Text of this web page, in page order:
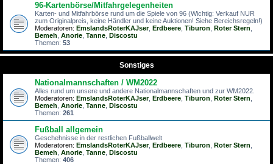
96-Kartenbörse/Mitfahrgelegenheiten
Karten- und Mitfahrbörse rund um die Spiele von 96 (Wichtig: Verkauf NUR
zum Originalpreis, keine Händler und keine Auktionen! Siehe Bereichsregeln!)
Moderatoren: EmslandsRoterKAJser, Erdbeere Tiburon Roter Stern
Bemeh Anorie Tanne Discostu
Themen: 53
Sonstiges
Nationalmannschaften / WM2022
Alles rund um unsere und andere Nationalmannschaften und zur WM2022.
Moderatoren: EmslandsRoterKAJser, Erdbeere Tiburon Roter Stern
Bemeh Anorie Tanne Discostu
Themen: 261
Fußball allgemein
Geschehnisse in der restlichen Fußballwelt
Moderatoren: EmslandsRoterKAJser, Erdbeere Tiburon Roter Stern
Bemeh Anorie Tanne Discostu
Themen: 406